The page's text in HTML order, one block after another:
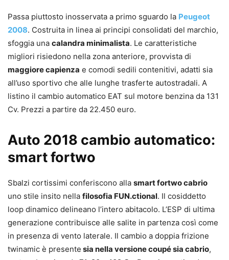
Passa piuttosto inosservata a primo sguardo la Peugeot
2008. Costruita in linea ai principi consolidati del marchio,
sfoggia una calandra minimalista. Le caratteristiche
migliori risiedono nella zona anteriore, provvista di
maggiore capienza e comodi sedili contenitivi, adatti sia
all’uso sportivo che alle lunghe trasferte autostradali. A
listino il cambio automatico EAT sul motore benzina da 131
Cv. Prezzi a partire da 22.450 euro.
Auto 2018 cambio automatico:
smart fortwo
Sbalzi cortissimi conferiscono alla smart fortwo cabrio
uno stile insito nella filosofia FUN.ctional. Il cosiddetto
loop dinamico delineano l’intero abitacolo. L’ESP di ultima
generazione contribuisce alle salite in partenza così come
in presenza di vento laterale. Il cambio a doppia frizione
twinamic è presente sia nella versione coupé sia cabrio,